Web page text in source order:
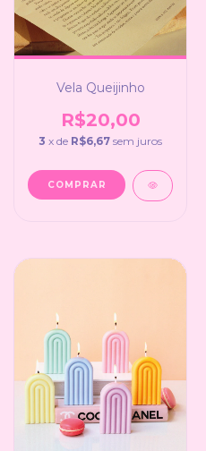
Vela Queijinho
R$20,00
3 x de R$6,67 sem juros